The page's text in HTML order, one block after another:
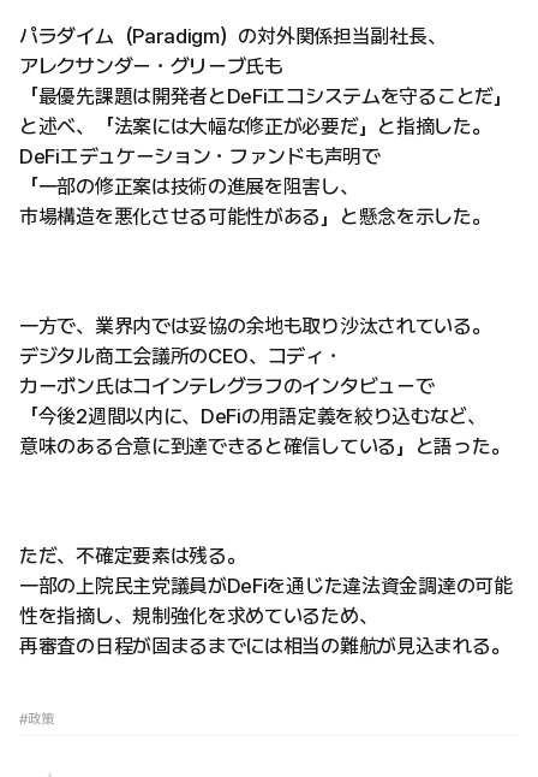
パラダイム（Paradigm）の対外関係担当副社長、
アレクサンダー・グリーブ氏も
「最優先課題は開発者とDeFiエコシステムを守ることだ」
と述べ、「法案には大幅な修正が必要だ」と指摘した。
DeFiエデュケーション・ファンドも声明で
「一部の修正案は技術の進展を阻害し、
市場構造を悪化させる可能性がある」と懸念を示した。
一方で、業界内では妥協の余地も取り沙汰されている。
デジタル商工会議所のCEO、コディ・
カーボン氏はコインテレグラフのインタビューで
「今後2週間以内に、DeFiの用語定義を絞り込むなど、
意味のある合意に到達できると確信している」と語った。
ただ、不確定要素は残る。
一部の上院民主党議員がDeFiを通じた違法資金調達の可能
性を指摘し、規制強化を求めているため、
再審査の日程が固まるまでには相当の難航が見込まれる。
#政策